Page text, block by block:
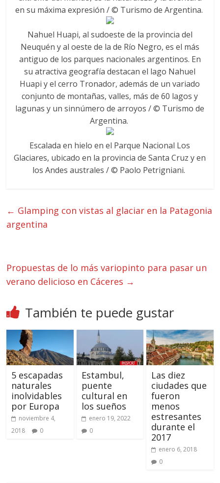
en su máxima expresión / © Turismo de Argentina.
Nahuel Huapi, al sudoeste de la provincia del
Neuquén y al oeste de la de Río Negro, es el más
antiguo de los parques nacionales argentinos. En
su atractiva geografía destacan el lago Nahuel
Huapi y el cerro Tronador, además de un variado
conjunto de montañas, valles, más de 60 lagos y
lagunas y un sinnúmero de arroyos / © Turismo de
Argentina.
Escalada en hielo en el Parque Nacional Los
Glaciares, ubicado en la provincia de Santa Cruz y en
los Andes australes / © Paolo Petrigniani.
← Glamping con vistas al glaciar en la Patagonia
argentina
Propuestas de lo más variopinto para pasar un
verano delicioso en Cáceres →
También te puede gustar
5 escapadas
naturales
inolvidables
por Europa
noviembre 4,
2018
0
Estambul,
puente
cultural en
los sueños
enero 19, 2022
0
Las diez
ciudades que
fueron
menos
estresantes
durante el
2017
enero 6, 2018
0